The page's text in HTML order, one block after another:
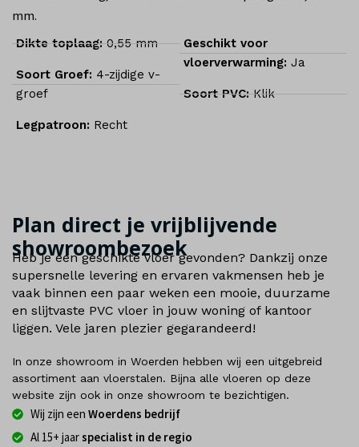
mm.
Dikte toplaag:0,55 mm
Soort Groef: 4-zijdige v-
groef
Legpatroon: Recht
Geschikt voor
vloerverwarming: Ja
Soort PVC:Klik
Plan direct je vrijblijvende
showroombezoek
Heb je een geschikte vloer gevonden? Dankzij onze
supersnelle levering en ervaren vakmensen heb je
vaak binnen een paar weken een mooie, duurzame
en slijtvaste PVC vloer in jouw woning of kantoor
liggen. Vele jaren plezier gegarandeerd!
In onze showroom in Woerden hebben wij een uitgebreid
assortiment aan vloerstalen. Bijna alle vloeren op deze
website zijn ook in onze showroom te bezichtigen.
Wij zijn een Woerdens bedrijf
Al 15+ jaarspecialist in de regio